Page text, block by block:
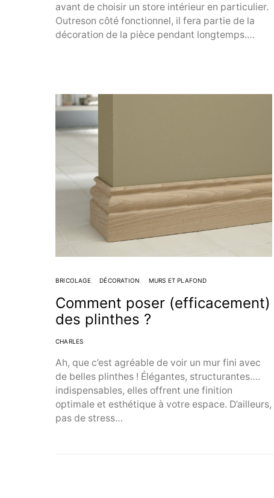
avant de choisir un store intérieur en particulier.
Outreson côté fonctionnel, il fera partie de la
décoration de la pièce pendant longtemps.…
BRICOLAGE DÉCORATION MURS ET PLAFOND
Comment poser (efficacement)
des plinthes ?
CHARLES
Ah, que c’est agréable de voir un mur fini avec
de belles plinthes ! Élégantes, structurantes….
indispensables, elles offrent une finition
optimale et esthétique à votre espace. D’ailleurs,
pas de stress…